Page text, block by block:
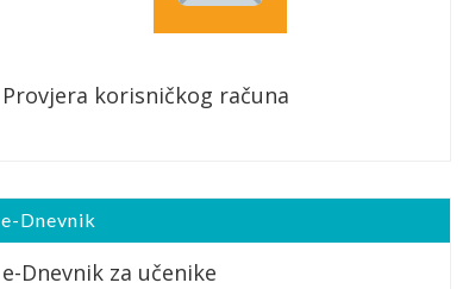
Provjera korisničkog računa
e-Dnevnik
e-Dnevnik za učenike